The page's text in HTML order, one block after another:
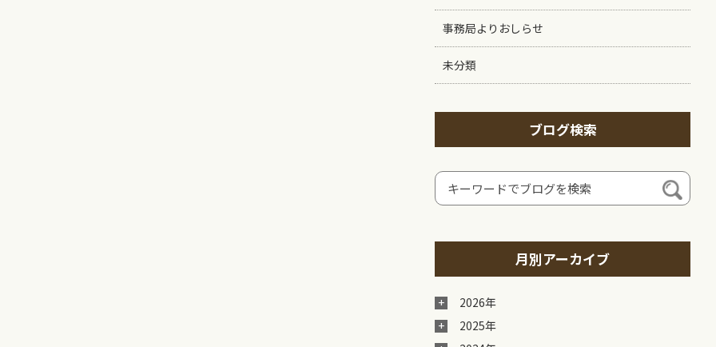
事務局よりおしらせ
未分類
ブログ検索
月別アーカイブ
2026年
2025年